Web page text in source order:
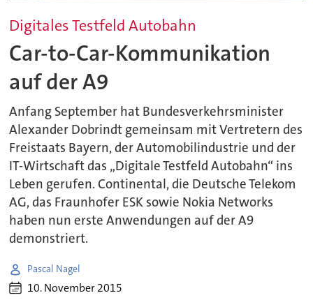
Digitales Testfeld Autobahn
Car-to-Car-Kommunikation
auf der A9
Anfang September hat Bundesverkehrsminister
Alexander Dobrindt gemeinsam mit Vertretern des
Freistaats Bayern, der Automobilindustrie und der
IT-Wirtschaft das „Digitale Testfeld Autobahn“ ins
Leben gerufen. Continental, die Deutsche Telekom
AG, das Fraunhofer ESK sowie Nokia Networks
haben nun erste Anwendungen auf der A9
demonstriert.
Pascal Nagel
10. November 2015